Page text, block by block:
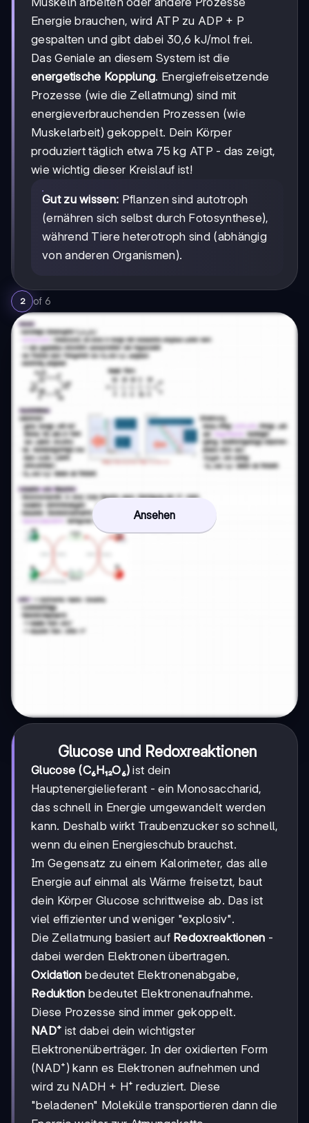
Energie brauchen, wird ATP zu ADP + P
gespalten und gibt dabei 30,6 kJ/mol frei.
Das Geniale an diesem System ist die
energetische Kopplung. Energiefreisetzende
Prozesse (wie die Zellatmung) sind mit
energieverbrauchenden Prozessen (wie
Muskelarbeit) gekoppelt. Dein Körper
produziert täglich etwa 75 kg ATP - das zeigt,
wie wichtig dieser Kreislauf ist!
Gut zu wissen: Pflanzen sind autotroph
(ernähren sich selbst durch Fotosynthese),
während Tiere heterotroph sind (abhängig
von anderen Organismen).
2 of 6
Ansehen
Glucose und Redoxreaktionen
Glucose (C₆H₁₂O₆) ist dein
Hauptenergielieferant - ein Monosaccharid,
das schnell in Energie umgewandelt werden
kann. Deshalb wirkt Traubenzucker so schnell,
wenn du einen Energieschub brauchst.
Im Gegensatz zu einem Kalorimeter, das alle
Energie auf einmal als Wärme freisetzt, baut
dein Körper Glucose schrittweise ab. Das ist
viel effizienter und weniger "explosiv".
Die Zellatmung basiert auf Redoxreaktionen -
dabei werden Elektronen übertragen.
Oxidation bedeutet Elektronenabgabe,
Reduktion bedeutet Elektronenaufnahme.
Diese Prozesse sind immer gekoppelt.
NAD⁺ ist dabei dein wichtigster
Elektronenüberträger. In der oxidierten Form
(NAD⁺) kann es Elektronen aufnehmen und
wird zu NADH + H⁺ reduziert. Diese
"beladenen" Moleküle transportieren dann die